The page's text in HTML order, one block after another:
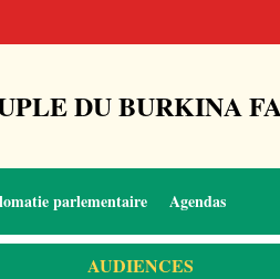
DU BURKINA
parlementaire Agendas
AUDIENCES